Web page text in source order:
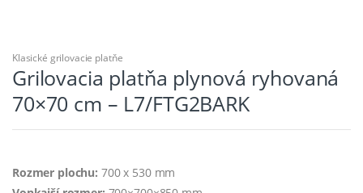
Klasické grilovacie platňe
Grilovacia platňa plynová ryhovaná
70×70 cm – L7/FTG2BARK
Rozmer plochu: 700 x 530 mm